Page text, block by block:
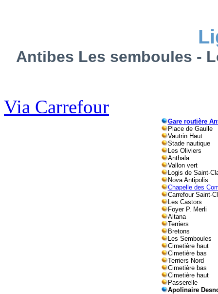
Antibes Les semboules -
Via Carrefour
Gare routière
Place de Gaulle
Vautrin Haut
Stade nautique
Les Oliviers
Anthala
Vallon vert
Logis de Saint-
Nova Antipolis
Chapelle des
Carrefour Saint-
Les Castors
Foyer P. Merli
Altana
Terriers
Bretons
Les Semboules
Cimetière haut
Cimetière bas
Terriers Nord
Cimetière bas
Cimetière haut
Passerelle
Apolinaire